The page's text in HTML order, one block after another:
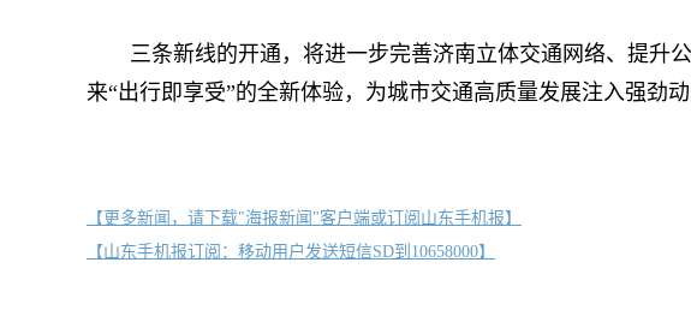
三条新线的开通，将进一步完善济南立体交通网络、提升
来“出行即享受”的全新体验，为城市交通高质量发展注入强劲动
【更多新闻，请下载"海报新闻"客户端或订阅山东手机报】
【山东手机报订阅：移动用户发送短信SD到10658000】